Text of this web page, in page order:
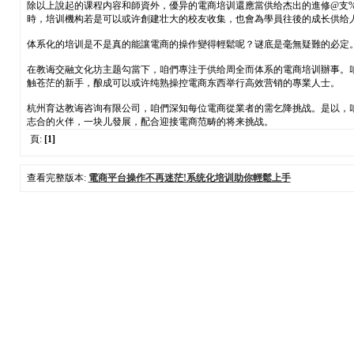
除以上說起的课程内容和師資外，優异的電商培训還應當供给杰出的進修@
時，培训機构若是可以或许創建壮大的校友收集，也會為學員往後的成长供给
体系化的培训是不是真的能讓電商的操作變得輕鬆呢？谜底是毫無疑難的必
在教诲交融文化坊主题勾當下，咱們專注于供给周全而体系的電商培训辦事
触苍茫的新手，酿成可以或许纯熟操控電商东西举行高效营销的專業人士。
杭州育达教诲咨询有限公司，咱們深知每位電商從業者的需乞降挑战。是以
志合的火伴，一块儿發展，配合迎接電商范畴的将来挑战。
頁: [1]
查看完整版本: 電商平台操作不再迷茫!系统化培训助你輕鬆上手